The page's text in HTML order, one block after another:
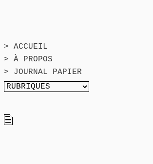
> ACCUEIL
> À PROPOS
> JOURNAL PAPIER